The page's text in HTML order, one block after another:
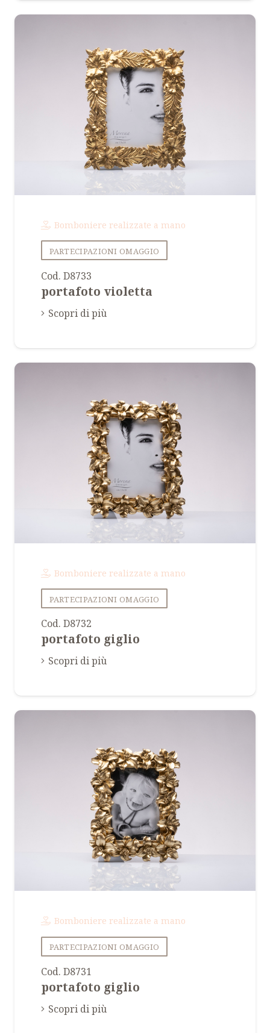
Bomboniere realizzate a mano
PARTECIPAZIONI OMAGGIO
Cod. D8733
portafoto violetta
Scopri di più
Bomboniere realizzate a mano
PARTECIPAZIONI OMAGGIO
Cod. D8732
portafoto giglio
Scopri di più
Bomboniere realizzate a mano
PARTECIPAZIONI OMAGGIO
Cod. D8731
portafoto giglio
Scopri di più